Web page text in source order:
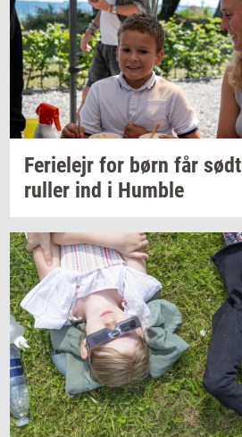
Fe­ri­e­lejr for børn får sødt
rul­ler ind i Hum­b­le